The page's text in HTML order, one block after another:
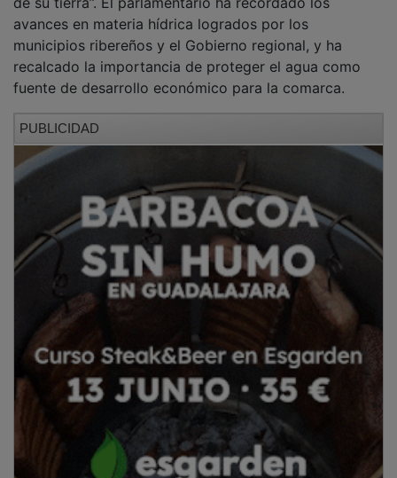
avances en materia hídrica logrados por los
municipios ribereños y el Gobierno regional, y ha
recalcado la importancia de proteger el agua como
fuente de desarrollo económico para la comarca.